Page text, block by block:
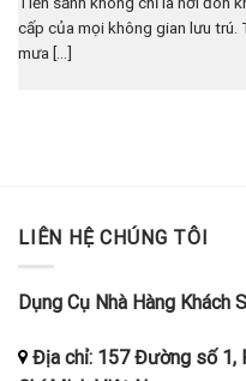
cấp của mọi không gian lưu
mưa [...]
LIÊN HỆ CHÚNG TÔI
Dụng Cụ Nhà Hàng Khách
Địa chỉ: 157 Đường số 1,